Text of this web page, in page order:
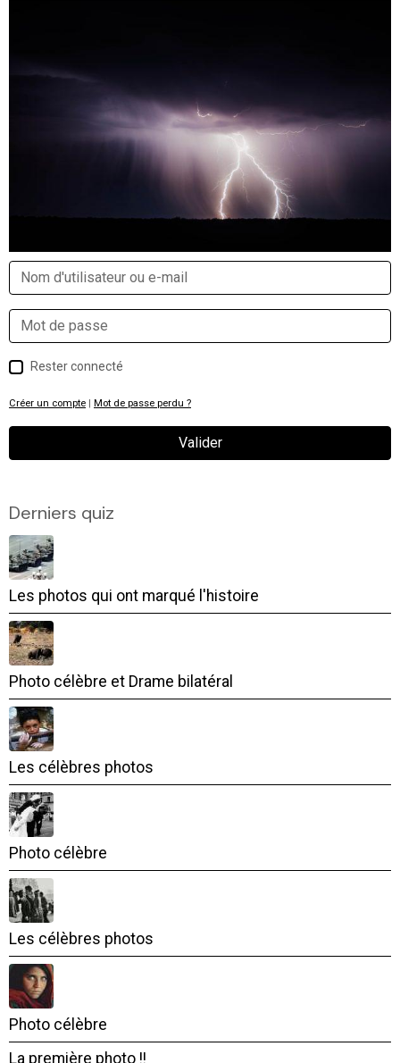
Rester connecté
Créer un compte Mot de passe perdu ?
Valider
Derniers quiz
Les photos qui ont marqué l'histoire
Photo célèbre et Drame bilatéral
Les célèbres photos
Photo célèbre
Les célèbres photos
Photo célèbre
La première photo !!